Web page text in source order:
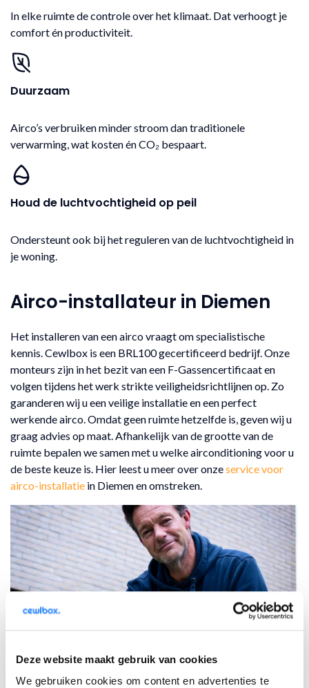
Deze website maakt gebruik van cookies
We gebruiken cookies om content en advertenties te
In elke ruimte de controle over het klimaat. Dat verhoogt je
comfort én productiviteit.
Duurzaam
Airco’s verbruiken minder stroom dan traditionele
verwarming, wat kosten én CO₂ bespaart.
Houd de luchtvochtigheid op peil
Ondersteunt ook bij het reguleren van de luchtvochtigheid in
je woning.
Airco-installateur in Diemen
Het installeren van een airco vraagt om specialistische
kennis. Cewlbox is een BRL100 gecertificeerd bedrijf. Onze
monteurs zijn in het bezit van een F-Gassencertificaat en
volgen tijdens het werk strikte veiligheidsrichtlijnen op. Zo
garanderen wij u een veilige installatie en een perfect
werkende airco. Omdat geen ruimte hetzelfde is, geven wij u
graag advies op maat. Afhankelijk van de grootte van de
ruimte bepalen we samen met u welke airconditioning voor u
de beste keuze is. Hier leest u meer over onzeservice voor
airco-installatie in Diemen en omstreken.